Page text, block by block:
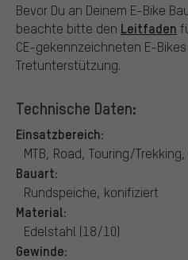
Bevor Du an Deinem E-Bike
beachte bitte den Leitfaden
CE-gekennzeichneten E-
Tretunterstützung.
Technische Daten:
Einsatzbereich:
MTB, Road, Touring/Trekking,
Bauart:
Rundspeiche, konifiziert
Material:
Edelstahl (18/10)
Gewinde: